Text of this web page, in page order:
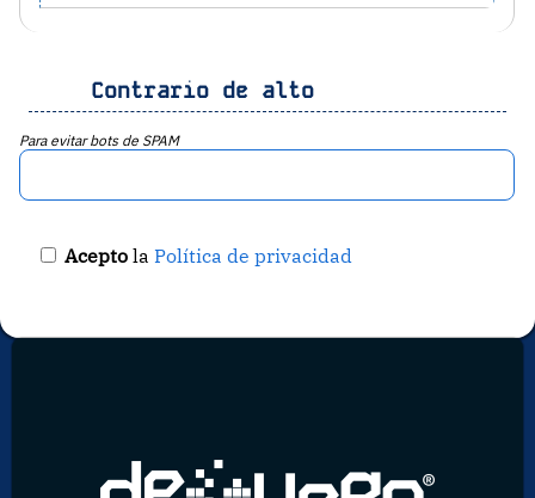
Contrario de alto
Para evitar bots de SPAM
Acepto laPolítica de privacidad